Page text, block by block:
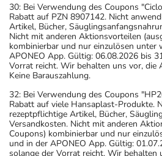
30: Bei Verwendung des Coupons
Rabatt auf PZN 8907142. Nicht
Artikel, Bücher,
Nicht mit anderen Aktionsvorteilen
kombinierbar und nur einzulösen unter
APONEO App. Gültig: 06.08.2026 bis
Vorrat reicht. Wir behalten uns vor, die
Keine Barauszahlung.
32: Bei Verwendung des Coupons
Rabatt auf viele Hansaplast-Produkte.
rezeptpflichtige Artikel, Bücher,
Versandkosten. Nicht mit anderen
Coupons) kombinierbar und nur
und in der APONEO App. Gültig:
solange der Vorrat reicht. Wir behalten